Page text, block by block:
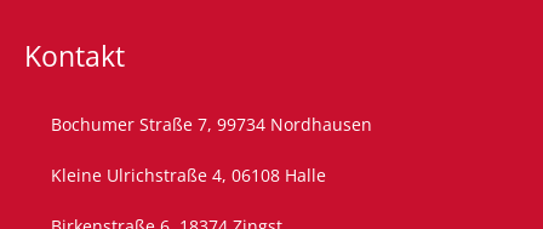
Kontakt
Bochumer Straße 7, 99734 Nordhausen
Kleine Ulrichstraße 4, 06108 Halle